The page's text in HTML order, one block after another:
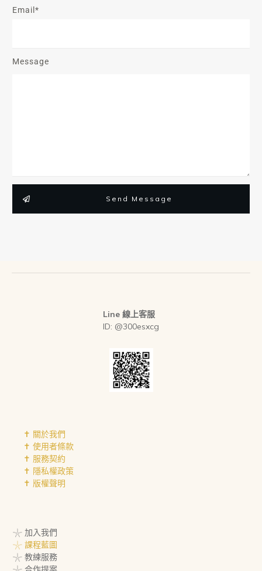
Email*
Message
Send Message
Line 線上客服
ID: @300esxcg
✝︎ 關於我們
✝︎ 使用者條款
✝︎ 服務契約
✝︎ 隱私權政策
✝︎ 版權聲明
𓇼 加入我們
𓇼 課程藍圖
𓇼 教練服務